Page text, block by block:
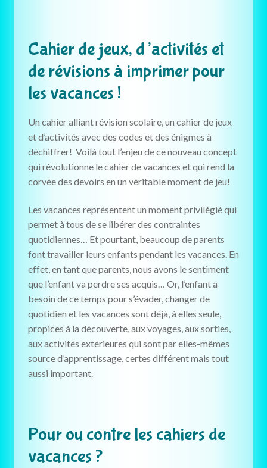
Cahier de jeux, d’activités et
de révisions à imprimer pour
les vacances !
Un cahier alliant révision scolaire, un cahier de jeux
et d’activités avec des codes et des énigmes à
déchiffrer! Voilà tout l’enjeu de ce nouveau concept
qui révolutionne le cahier de vacances et qui rend la
corvée des devoirs en un véritable moment de jeu!
Les vacances représentent un moment privilégié qui
permet à tous de se libérer des contraintes
quotidiennes… Et pourtant, beaucoup de parents
font travailler leurs enfants pendant les vacances. En
effet, en tant que parents, nous avons le sentiment
que l’enfant va perdre ses acquis… Or, l’enfant a
besoin de ce temps pour s’évader, changer de
quotidien et les vacances sont déjà, à elles seule,
propices à la découverte, aux voyages, aux sorties,
aux activités extérieures qui sont par elles-mêmes
source d’apprentissage, certes différent mais tout
aussi important.
Pour ou contre les cahiers de
vacances ?